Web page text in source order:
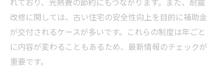
改修に関しては、古い住宅の安全性向上を目的に補助金
が交付されるケースが多いです。これらの制度は年ごと
に内容が変わることもあるため、最新情報のチェックが
重要です。